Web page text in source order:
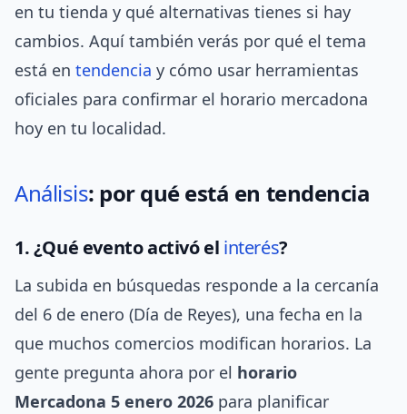
en tu tienda y qué alternativas tienes si hay
cambios. Aquí también verás por qué el tema
está en tendencia y cómo usar herramientas
oficiales para confirmar el horario mercadona
hoy en tu localidad.
Análisis: por qué está en tendencia
1. ¿Qué evento activó el interés?
La subida en búsquedas responde a la cercanía
del 6 de enero (Día de Reyes), una fecha en la
que muchos comercios modifican horarios. La
gente pregunta ahora por el horario
Mercadona 5 enero 2026 para planificar